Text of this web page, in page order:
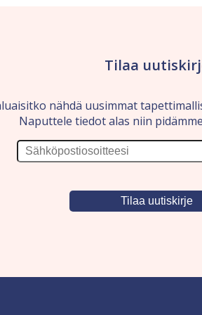
Tilaa
nähdä uusimmat
Naputtele tiedot alas niin